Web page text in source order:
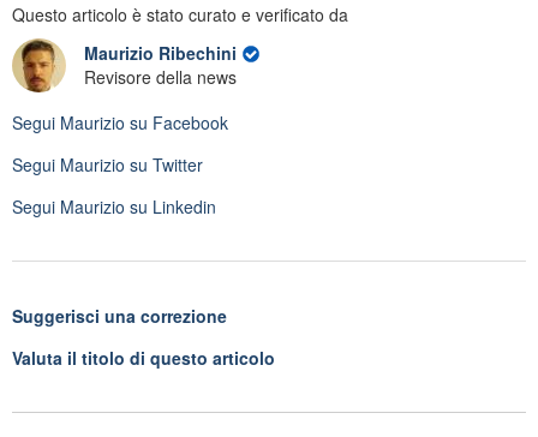
Questo articolo è stato curato e verificato da
Maurizio Ribechini
Revisore della news
Segui Maurizio su Facebook
Segui Maurizio su Twitter
Segui Maurizio su Linkedin
Suggerisci una correzione
Valuta il titolo di questo articolo